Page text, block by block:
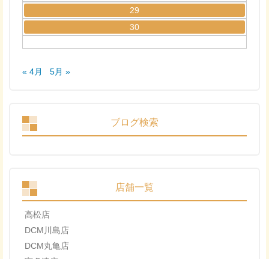
29
30
« 4月 5月 »
ブログ検索
店舗一覧
高松店
DCM川島店
DCM丸亀店